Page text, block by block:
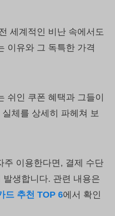
세계적인 비난 속에서도
이유와 그 독특한 가격
쉬인 쿠폰 혜택과 그들이
실체를 상세히 파헤쳐 보
주 이용한다면, 결제 수단
생합니다. 관련 내용은
드 추천 TOP 6에서 확인